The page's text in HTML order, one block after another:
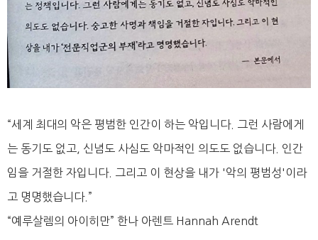
“세계 최대의 악은 평범한 인간이 하는 악입니다. 그런 사람에게
는 동기도 없고, 신념도 사심도 악마적인 의도도 없습니다. 인간
임을 거절한 자입니다. 그리고 이 현상을 내가 '악의 평범성'이라
고 명명했습니다.”
“예루살렘의 아이히만” 한나 아렌트 Hannah Arendt